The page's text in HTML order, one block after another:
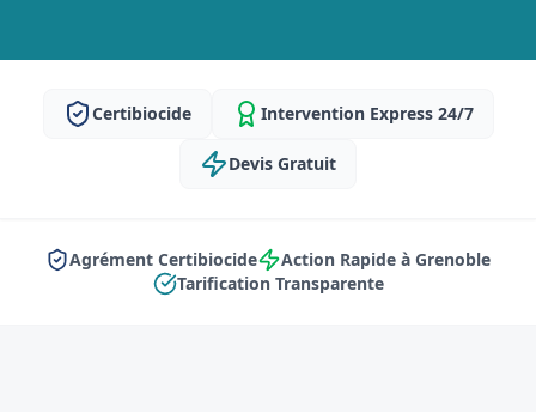
Certibiocide Intervention Express 24/7
Devis Gratuit
Agrément Certibiocide
Action Rapide à Grenoble
Tarification Transparente